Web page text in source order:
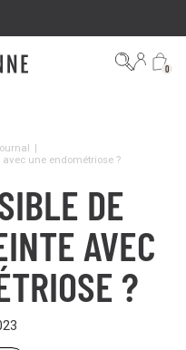
0
|
une endométriose ?
DE
AVEC
?